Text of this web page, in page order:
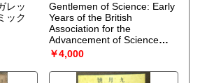
レッ
ック
Gentlemen of Science: Early
Years of the British
Association for the
Advancement of Science
（Jack Morrell, Arnold
Thackray）
￥4,000